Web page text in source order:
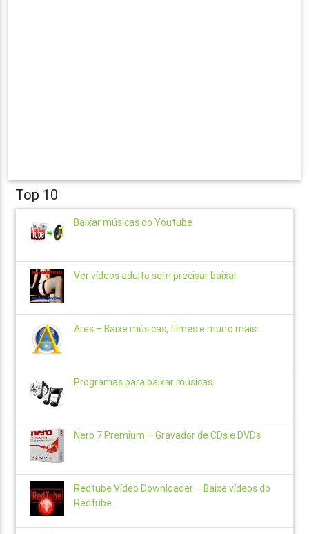
Top 10
Baixar músicas do Youtube
Ver vídeos adulto sem precisar baixar
Ares – Baixe músicas, filmes e muito mais..
Programas para baixar músicas
Nero 7 Premium – Gravador de CDs e DVDs
Redtube Vídeo Downloader – Baixe vídeos do
Redtube